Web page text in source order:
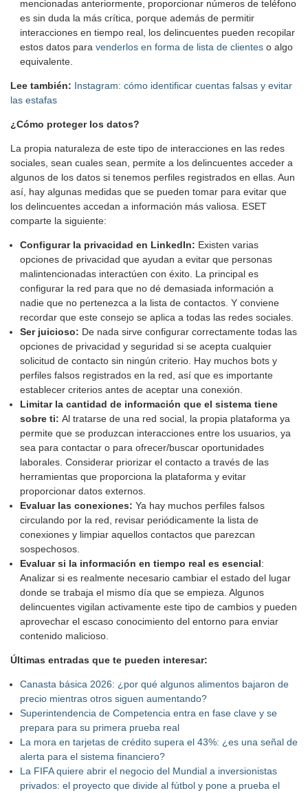
mencionadas anteriormente, proporcionar números de teléfono
es sin duda la más crítica, porque además de permitir
interacciones en tiempo real, los delincuentes pueden recopilar
estos datos para venderlos en forma de lista de clientes o algo
equivalente.
Lee también: Instagram: cómo identificar cuentas falsas y evitar
las estafas
¿Cómo proteger los datos?
La propia naturaleza de este tipo de interacciones en las redes
sociales, sean cuales sean, permite a los delincuentes acceder a
algunos de los datos si tenemos perfiles registrados en ellas. Aun
así, hay algunas medidas que se pueden tomar para evitar que
los delincuentes accedan a información más valiosa. ESET
comparte la siguiente:
Configurar la privacidad en LinkedIn: Existen varias
opciones de privacidad que ayudan a evitar que personas
malintencionadas interactúen con éxito. La principal es
configurar la red para que no dé demasiada información a
nadie que no pertenezca a la lista de contactos. Y conviene
recordar que este consejo se aplica a todas las redes sociales.
Ser juicioso: De nada sirve configurar correctamente todas las
opciones de privacidad y seguridad si se acepta cualquier
solicitud de contacto sin ningún criterio. Hay muchos bots y
perfiles falsos registrados en la red, así que es importante
establecer criterios antes de aceptar una conexión.
Limitar la cantidad de información que el sistema tiene
sobre ti: Al tratarse de una red social, la propia plataforma ya
permite que se produzcan interacciones entre los usuarios, ya
sea para contactar o para ofrecer/buscar oportunidades
laborales. Considerar priorizar el contacto a través de las
herramientas que proporciona la plataforma y evitar
proporcionar datos externos.
Evaluar las conexiones: Ya hay muchos perfiles falsos
circulando por la red, revisar periódicamente la lista de
conexiones y limpiar aquellos contactos que parezcan
sospechosos.
Evaluar si la información en tiempo real es esencial:
Analizar si es realmente necesario cambiar el estado del lugar
donde se trabaja el mismo día que se empieza. Algunos
delincuentes vigilan activamente este tipo de cambios y pueden
aprovechar el escaso conocimiento del entorno para enviar
contenido malicioso.
Últimas entradas que te pueden interesar:
Canasta básica 2026: ¿por qué algunos alimentos bajaron de
precio mientras otros siguen aumentando?
Superintendencia de Competencia entra en fase clave y se
prepara para su primera prueba real
La mora en tarjetas de crédito supera el 43%: ¿es una señal de
alerta para el sistema financiero?
La FIFA quiere abrir el negocio del Mundial a inversionistas
privados: el proyecto que divide al fútbol y pone a prueba el